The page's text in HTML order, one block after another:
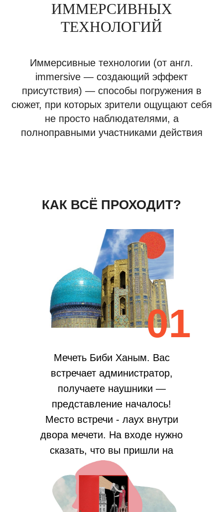
ИММЕРСИВНЫХ
ТЕХНОЛОГИЙ
Иммерсивные технологии (от англ.
immersive — создающий эффект
присутствия) — cпособы погружения в
сюжет, при которых зрители ощущают себя
не просто наблюдателями, а
полноправными участниками действия
КАК ВСЁ ПРОХОДИТ?
Мечеть Биби Ханым. Вас
встречает администратор,
получаете наушники —
представление началось!
Место встречи - лаух внутри
двора мечети. На входе нужно
сказать, что вы пришли на
Invisible Samarkand.
01